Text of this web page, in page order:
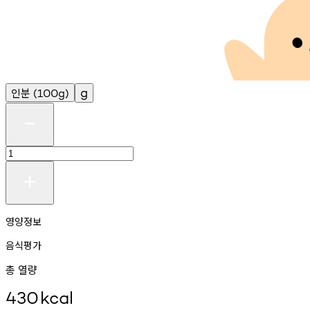
인분 (100g) g
영양정보
음식평가
총 열량
430kcal